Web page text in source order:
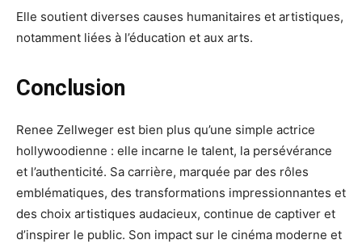
Elle soutient diverses causes humanitaires et artistiques,
notamment liées à l’éducation et aux arts.
Conclusion
Renee Zellweger est bien plus qu’une simple actrice
hollywoodienne : elle incarne le talent, la persévérance
et l’authenticité. Sa carrière, marquée par des rôles
emblématiques, des transformations impressionnantes et
des choix artistiques audacieux, continue de captiver et
d’inspirer le public. Son impact sur le cinéma moderne et